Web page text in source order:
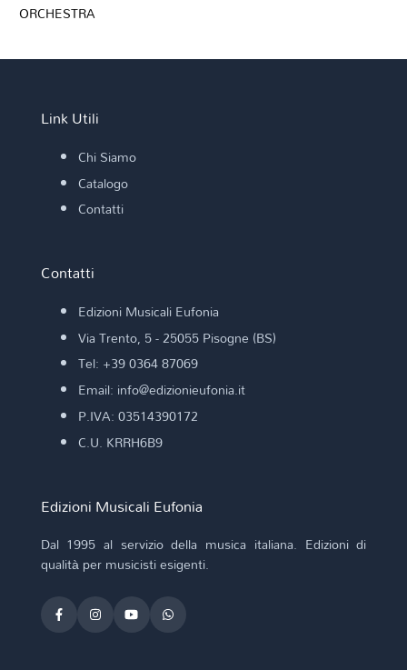
ORCHESTRA
Link Utili
Chi Siamo
Catalogo
Contatti
Contatti
Edizioni Musicali Eufonia
Via Trento, 5 - 25055 Pisogne (BS)
Tel: +39 0364 87069
Email: info@edizionieufonia.it
P.IVA: 03514390172
C.U. KRRH6B9
Edizioni Musicali Eufonia
Dal 1995 al servizio della musica italiana. Edizioni di
qualità per musicisti esigenti.